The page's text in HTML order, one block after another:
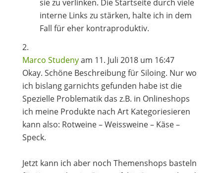
sie zu verlinken. Die Startseite durch viele
interne Links zu stärken, halte ich in dem
Fall für eher kontraproduktiv.
Marco Studenyam 11. Juli 2018 um 16:47
Okay. Schöne Beschreibung für Siloing. Nur wo
ich bislang garnichts gefunden habe ist die
Spezielle Problematik das z.B. in Onlineshops
ich meine Produkte nach Art Kategoriesieren
kann also: Rotweine – Weissweine – Käse –
Speck.
Jetzt kann ich aber noch Themenshops basteln